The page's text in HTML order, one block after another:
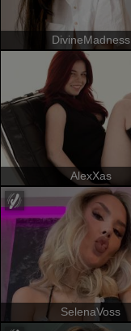
DivineMadness
AlexXas
SelenaVoss